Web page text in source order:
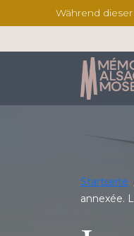
Während
Startseite
annexée.